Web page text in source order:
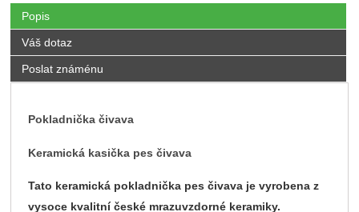
Popis
Váš dotaz
Poslat známénu
Pokladnička čivava
Keramická kasička pes čivava
Tato keramická pokladnička pes čivava je vyrobena z
vysoce kvalitní české mrazuvzdorné keramiky.